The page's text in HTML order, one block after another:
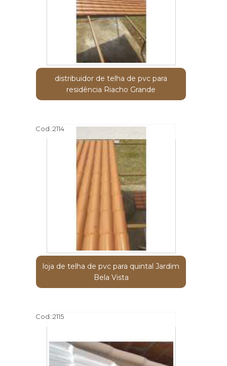
distribuidor de telha de pvc para
residência Riacho Grande
Cod.:2114
loja de telha de pvc para quintal Jardim
Bela Vista
Cod.:2115